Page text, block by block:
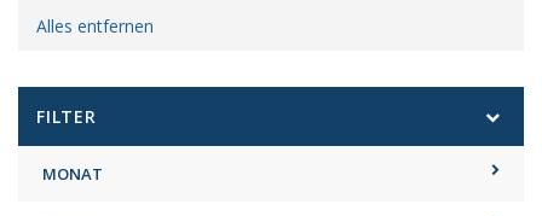
Alles entfernen
FILTER
MONAT